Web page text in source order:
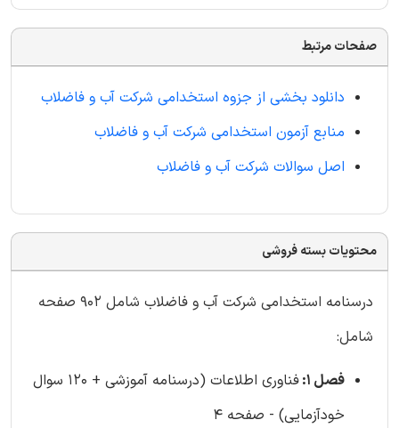
صفحات مرتبط
دانلود بخشی از جزوه استخدامی شرکت آب و فاضلاب
منابع آزمون استخدامی شرکت آب و فاضلاب
اصل سوالات شرکت آب و فاضلاب
محتویات بسته فروشی
درسنامه استخدامی شرکت آب و فاضلاب شامل 902 صفحه
شامل:
فصل 1:
فناوری اطلاعات (درسنامه آموزشی + 120 سوال
خودآزمایی) - صفحه 4